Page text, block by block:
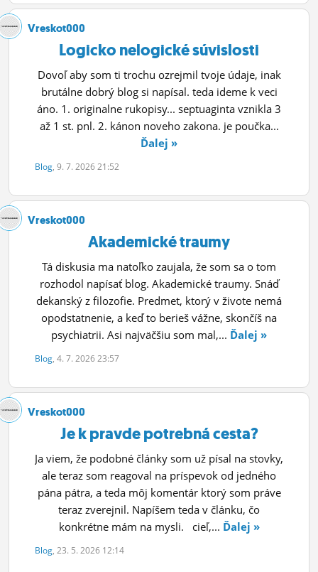
Vreskot000
Logicko nelogické súvislosti
Dovoľ aby som ti trochu ozrejmil tvoje údaje, inak
brutálne dobrý blog si napísal. teda ideme k veci
áno. 1. originalne rukopisy... septuaginta vznikla 3
až 1 st. pnl. 2. kánon noveho zakona. je poučka...
Ďalej »
Blog, 9. 7. 2026 21:52
Vreskot000
Akademické traumy
Tá diskusia ma natoľko zaujala, že som sa o tom
rozhodol napísať blog. Akademické traumy. Snáď
dekanský z filozofie. Predmet, ktorý v živote nemá
opodstatnenie, a keď to berieš vážne, skončíš na
psychiatrii. Asi najväčšiu som mal,... Ďalej »
Blog, 4. 7. 2026 23:57
Vreskot000
Je k pravde potrebná cesta?
Ja viem, že podobné články som už písal na stovky,
ale teraz som reagoval na príspevok od jedného
pána pátra, a teda môj komentár ktorý som práve
teraz zverejnil. Napíšem teda v článku, čo
konkrétne mám na mysli. cieľ,... Ďalej »
Blog, 23. 5. 2026 12:14